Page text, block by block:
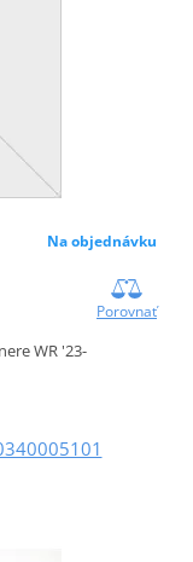
Na objednávku
Porovnať
WR '23-